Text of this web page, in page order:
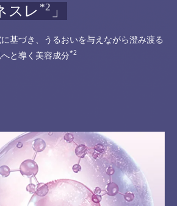
スレ *2 」
基づき、うるおいを与えながら澄み渡る
と導く美容成分*2